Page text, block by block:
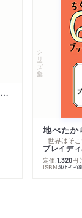
ムーミン・コミックス ２ あこがれの遠い土地
シリーズ・全集
地べたか
─世界はそ
ブレイデ
定価:1,320円
ISBN:978-4-